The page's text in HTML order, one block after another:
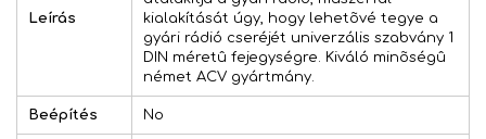
Leírás
kialakítását úgy, hogy lehetõvé tegye a
gyári rádió cseréjét univerzális szabvány 1
DIN méretû fejegységre. Kiváló minõségû
német ACV gyártmány.
Beépítés No